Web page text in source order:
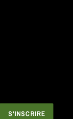
S'INSCRIRE